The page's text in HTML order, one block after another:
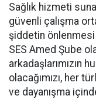
Sağlık hizmeti
güvenli çalışma
şiddetin
SES Amed Şube
arkadaşlarımızın
olacağımızı, her
ve dayanışma